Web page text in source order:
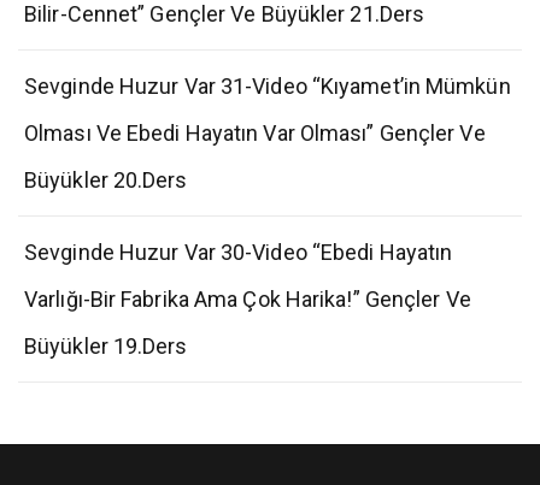
Bilir-Cennet” Gençler Ve Büyükler 21.Ders
Sevginde Huzur Var 31-Video “Kıyamet’in Mümkün
Olması Ve Ebedi Hayatın Var Olması” Gençler Ve
Büyükler 20.Ders
Sevginde Huzur Var 30-Video “Ebedi Hayatın
Varlığı-Bir Fabrika Ama Çok Harika!” Gençler Ve
Büyükler 19.Ders